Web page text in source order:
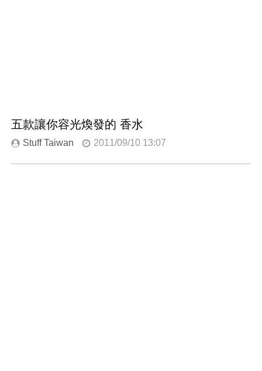
五款讓你容光煥發的 香水
Stuff Taiwan 2011/09/10 13:07